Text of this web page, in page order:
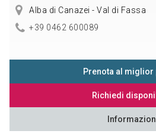
Alba di Canazei - Val di Fassa
+39 0462 600089
Prenota al miglior
Richiedi